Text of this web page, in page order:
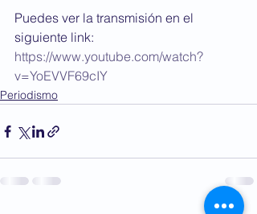
Puedes ver la transmisión en el
siguiente link:
https://www.youtube.com/watch?
v=YoEVVF69cIY
Periodismo